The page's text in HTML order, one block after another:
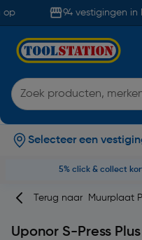
94 vestigingen in
Selecteer een
5% click & collect
Terug naar Muurplaat
Uponor S-Press